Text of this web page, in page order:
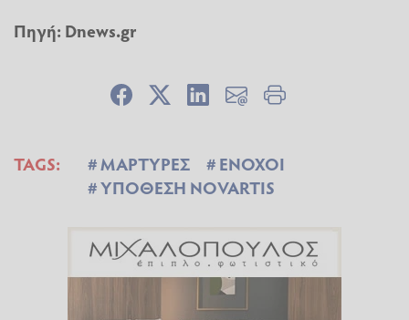
Πηγή: Dnews.gr
TAGS: ΜΑΡΤΥΡΕΣ
ΕΝΟΧΟΙ
ΥΠΟΘΕΣΗ NOVARTIS